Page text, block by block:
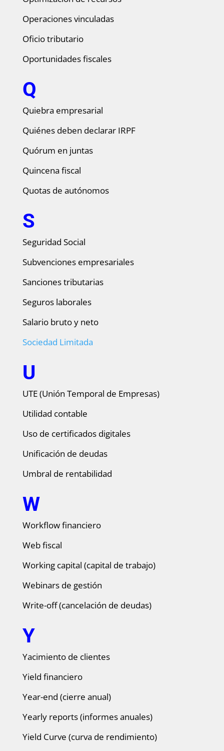
Operaciones vinculadas
Oficio tributario
Oportunidades fiscales
Q
Quiebra empresarial
Quiénes deben declarar IRPF
Quórum en juntas
Quincena fiscal
Quotas de autónomos
S
Seguridad Social
Subvenciones empresariales
Sanciones tributarias
Seguros laborales
Salario bruto y neto
Sociedad Limitada
U
UTE (Unión Temporal de Empresas)
Utilidad contable
Uso de certificados digitales
Unificación de deudas
Umbral de rentabilidad
W
Workflow financiero
Web fiscal
Working capital (capital de trabajo)
Webinars de gestión
Write-off (cancelación de deudas)
Y
Yacimiento de clientes
Yield financiero
Year-end (cierre anual)
Yearly reports (informes anuales)
Yield Curve (curva de rendimiento)